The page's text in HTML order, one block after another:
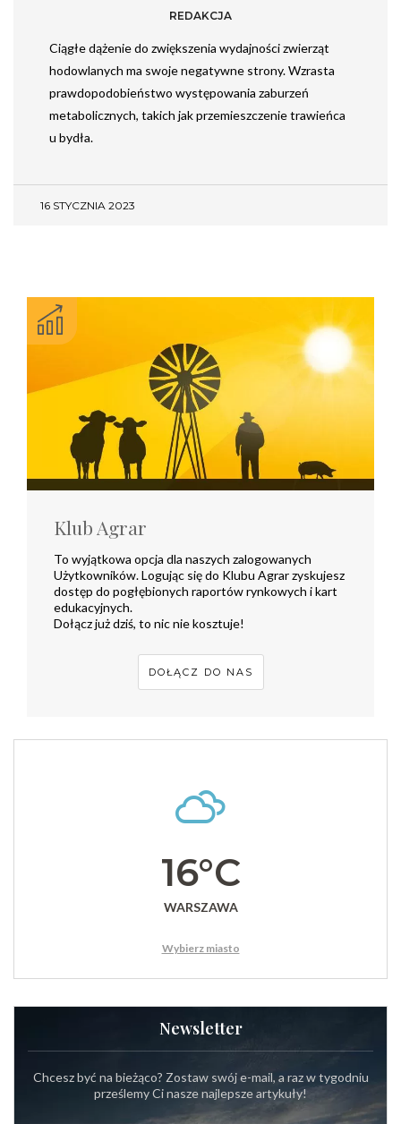
REDAKCJA
Ciągłe dążenie do zwiększenia wydajności zwierząt
hodowlanych ma swoje negatywne strony. Wzrasta
prawdopodobieństwo występowania zaburzeń
metabolicznych, takich jak przemieszczenie trawieńca
u bydła.
16 STYCZNIA 2023
Klub Agrar
To wyjątkowa opcja dla naszych zalogowanych
Użytkowników. Logując się do Klubu Agrar zyskujesz
dostęp do pogłębionych raportów rynkowych i kart
edukacyjnych.
Dołącz już dziś, to nic nie kosztuje!
DOŁĄCZ DO NAS
16°C
WARSZAWA
Wybierz miasto
Newsletter
Chcesz być na bieżąco? Zostaw swój e-mail, a raz w tygodniu
prześlemy Ci nasze najlepsze artykuły!